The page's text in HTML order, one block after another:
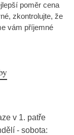
poměr cena
zkontrolujte, že
vám příjemné
v 1. patře
- sobota: